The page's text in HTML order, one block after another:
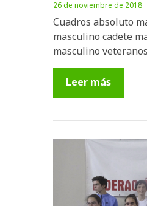
26 de noviembre de 2018
Cuadros absoluto
masculino cadete
masculino
Leer más